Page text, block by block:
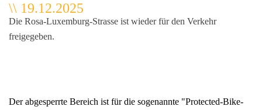
\\ 19.12.2025
Die Rosa-Luxemburg-Strasse ist wieder für den Verkehr
freigegeben.
Der abgesperrte Bereich ist für die sogenannte "Protected-Bike-